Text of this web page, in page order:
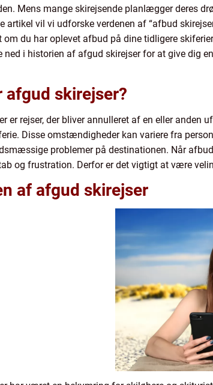
Mens mange skirejsende planlægger deres
artikel vil vi udforske verdenen af “afbud
om du har oplevet afbud på dine tidligere
ned i historien af afgud skirejser for at give dig
afgud skirejser?
er rejser, der bliver annulleret af en eller
Disse omstændigheder kan variere fra
problemer på destinationen. Når
og frustration. Derfor er det vigtigt at være
af afgud skirejser